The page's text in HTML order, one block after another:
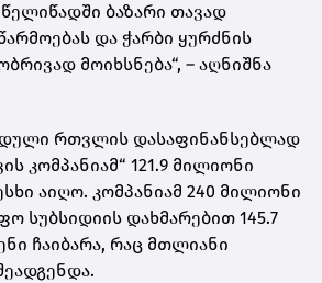
ბაზარი თავად
და ჭარბი ყურძნის
მოიხსნება“, – აღნიშნა
რთვლის დასაფინანსებლად
კომპანიამ“ 121.9 მილიონი
აიღო. კომპანიამ 240 მილიონი
სუბსიდიის დახმარებით 145.7
ჩაიბარა, რაც მთლიანი